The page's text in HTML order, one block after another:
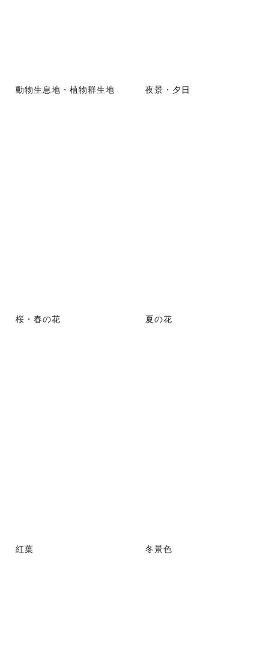
動物生息地・植物群生地 夜景・夕日
桜・春の花 夏の花
紅葉 冬景色